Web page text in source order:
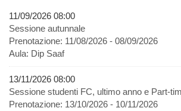
11/09/2026 08:00
Sessione autunnale
Prenotazione: 11/08/2026 - 08/09/2026
Aula: Dip Saaf
13/11/2026 08:00
Sessione studenti FC, ultimo anno e Part-
Prenotazione: 13/10/2026 - 10/11/2026